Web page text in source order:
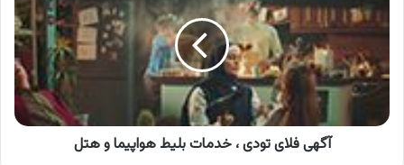
تودی
،
خدمات
بلیط
هواپیما
هتل
آگهی فلای تودی ، خدمات بلیط هواپیما و هتل